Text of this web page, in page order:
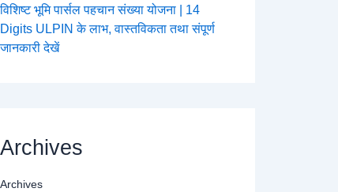
विशिष्ट भूमि पार्सल पहचान संख्या योजना | 14
Digits ULPIN के लाभ, वास्तविकता तथा संपूर्ण
जानकारी देखें
Archives
Archives